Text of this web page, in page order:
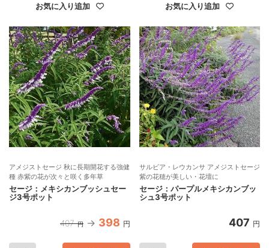
お気に入り追加 お気に入り追加
アメジストセージ 秋に長期開花する強健
種 赤紫の花が次々と咲く多年草
セージ：メキシカンブッシュセー
ジ3号ポット
407 円 398 円
サルビア・レウカンサ アメジストセージ
紫の花穂が美しい・花壇に
セージ：パープルメキシカンブッ
シュ3号ポット
407 円